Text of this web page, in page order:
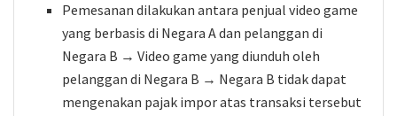
Pemesanan dilakukan antara penjual video game
yang berbasis di Negara A dan pelanggan di
Negara B → Video game yang diunduh oleh
pelanggan di Negara B → Negara B tidak dapat
mengenakan pajak impor atas transaksi tersebut